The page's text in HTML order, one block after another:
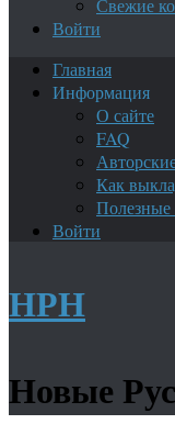
Свежие
Войти
Главная
Информация
О сайте
FAQ
Как
Полезные
Войти
НРН
Новые